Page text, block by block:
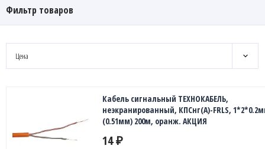
Фильтр товаров
Цена
Кабель сигнальный ТЕХНОКАБЕЛЬ,
неэкранированный, КПСнг(А)-FRLS,
(0.51мм) 200м, оранж. АКЦИЯ
14 ₽